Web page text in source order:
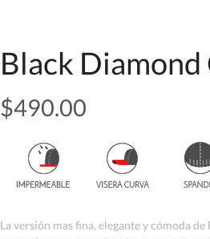
Black
$490.00
La versión mas fina, elegante y cómoda